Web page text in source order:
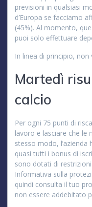
previsioni in qualsiasi
d’Europa se facciamo
(45%). Al momento,
puoi solo effettuare
In linea di principio, non
Martedì
calcio
Per ogni 75 punti di
lavoro e lasciare che le
stesso modo, l’azienda
quasi tutti i bonus di
sono dotati di
Informativa sulla
quindi consulta il tuo
non essere addebitato